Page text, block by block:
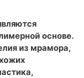
основе.
из мрамора,